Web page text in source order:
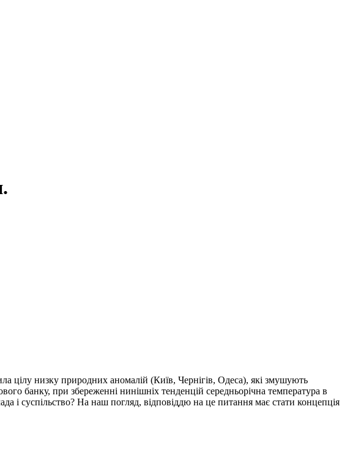
цілу низку природних аномалій (Київ, Чернігів, Одеса), які змушують
банку, при збереженні нинішніх тенденцій середньорічна температура в
і суспільство? На наш погляд, відповіддю на це питання має стати концепція